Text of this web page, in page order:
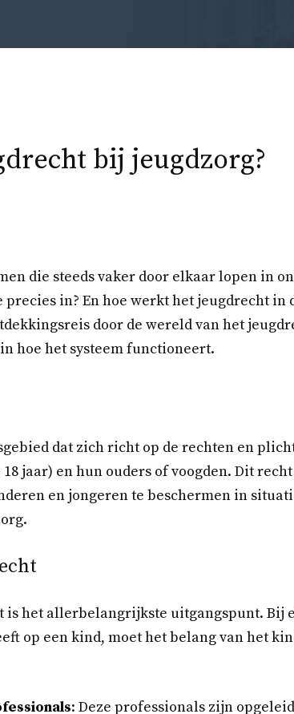
bij jeugdzorg?
die steeds vaker door elkaar lopen in
in? En hoe werkt het jeugdrecht in
door de wereld van het
hoe het systeem functioneert.
dat zich richt op de rechten en
jaar) en hun ouders of voogden. Dit
en jongeren te beschermen in
is het allerbelangrijkste uitgangspunt. Bij
op een kind, moet het belang van het
: Deze professionals zijn